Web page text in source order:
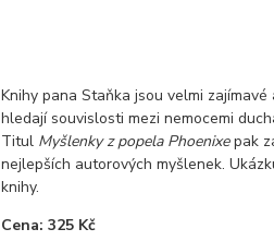
Knihy pana Staňka jsou velmi zajímavé
hledají souvislosti mezi nemocemi
Titul Myšlenky z popela Phoenixepak
nejlepších autorových myšlenek.
knihy.
Cena: 325 Kč